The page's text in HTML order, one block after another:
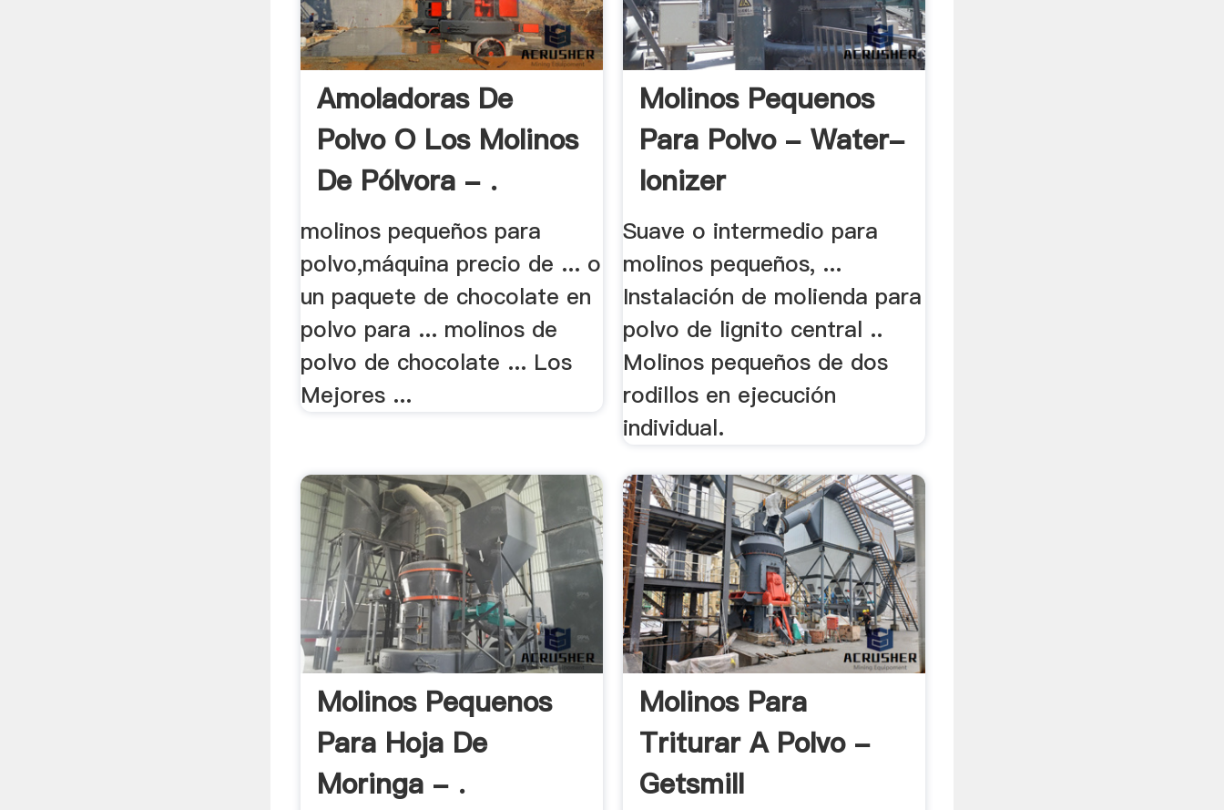
Amoladoras De
Polvo O Los Molinos
De Pólvora - .
molinos pequeños para
polvo,máquina precio de ... o
un paquete de chocolate en
polvo para ... molinos de
polvo de chocolate ... Los
Mejores ...
Molinos Pequenos
Para Polvo - Water-
Ionizer
Suave o intermedio para
molinos pequeños, ...
Instalación de molienda para
polvo de lignito central ..
Molinos pequeños de dos
rodillos en ejecución
individual.
Molinos Pequenos
Para Hoja De
Moringa - .
Molinos Para
Triturar A Polvo -
Getsmill